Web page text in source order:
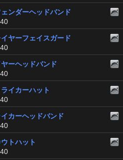
ンダーヘッドバンド
ヤーフェイスガード
ーヘッドバンド
イカーハット
カーヘッドバンド
トハット